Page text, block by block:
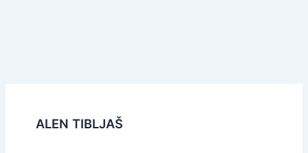
ALEN TIBLJAŠ